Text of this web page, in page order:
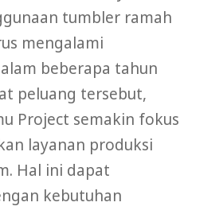
tumbler ramah
mengalami
beberapa tahun
peluang tersebut,
Project semakin fokus
layanan produksi
Hal ini dapat
kebutuhan